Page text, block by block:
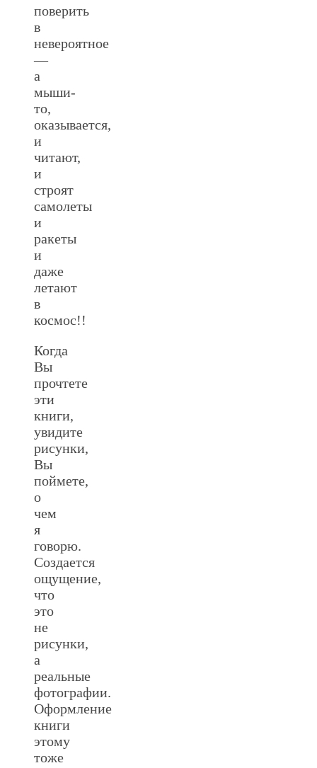
поверить
в
невероятное
—
а
мыши-
то,
оказывается,
и
читают,
и
строят
самолеты
и
ракеты
и
даже
летают
в
космос!!
Когда
Вы
прочтете
эти
книги,
увидите
рисунки,
Вы
поймете,
о
чем
я
говорю.
Создается
ощущение,
что
это
не
рисунки,
а
реальные
фотографии.
Оформление
книги
этому
тоже